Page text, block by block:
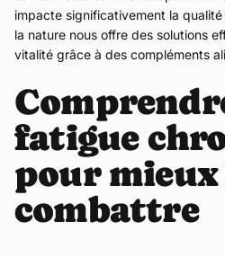
impacte significativement la
la nature nous offre des solutions
vitalité grâce à des compléments
fatigue
pour mieux
combattre